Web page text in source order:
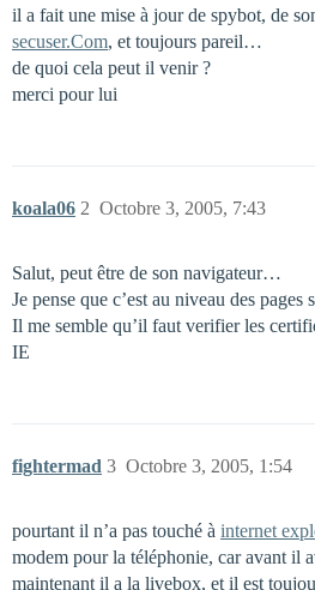
il a fait une mise à jour de spybot, de
secuser.Com, et toujours pareil…
de quoi cela peut il venir ?
merci pour lui
koala06 Octobre 3, 2005, 7:43
2
Salut, peut être de son navigateur…
Je pense que c’est au niveau des pages
Il me semble qu’il faut verifier les
IE
fightermad Octobre 3, 2005, 1:54
3
pourtant il n’a pas touché à internet
modem pour la téléphonie, car avant il
maintenant il a la livebox, et il est